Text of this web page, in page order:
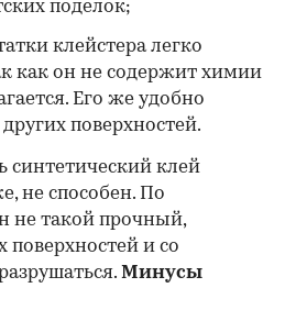
поделок;
клейстера легко
как он не содержит химии
Его же удобно
поверхностей.
синтетический клей
не способен. По
не такой прочный,
поверхностей и со
Минусы